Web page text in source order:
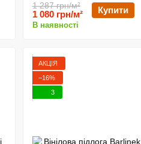
1 287 грн/м²
1 080 грн/м² Купити
В наявності
АКЦІЯ
−16%
3